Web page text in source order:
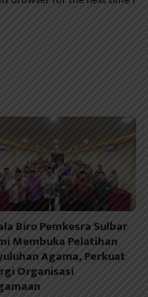
Biro Pemkesra Sulbar
Membuka Pelatihan
Agama, Perkuat
Organisasi